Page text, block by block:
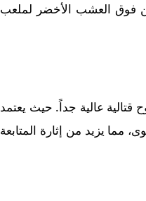
فوق العشب الأخضر لملعب
قتالية عالية جداً. حيث يعتمد
مما يزيد من إثارة المتابعة